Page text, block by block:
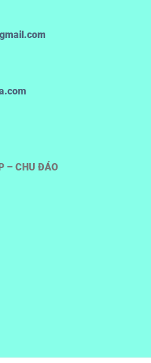
– CHU ĐÁO